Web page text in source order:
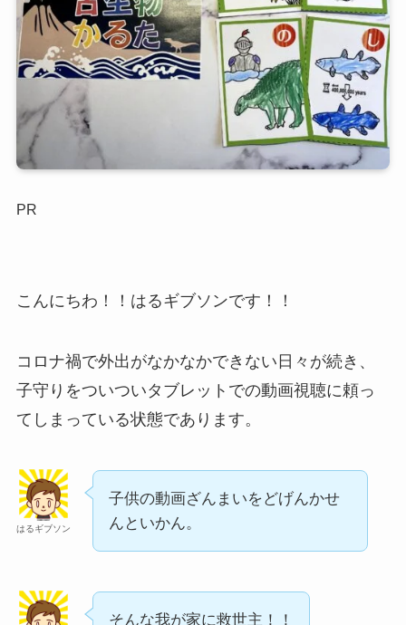
PR
こんにちわ！！はるギブソンです！！
コロナ禍で外出がなかなかできない日々が続き、
子守りをついついタブレットでの動画視聴に頼っ
てしまっている状態であります。
はるギブソン
子供の動画ざんまいをどげんかせ
んといかん。
そんな我が家に救世主！！